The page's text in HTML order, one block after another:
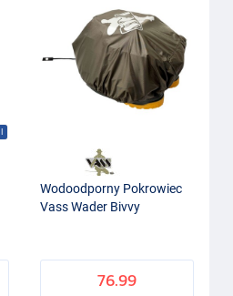
Wodoodporny Pokrowiec
Vass Wader Bivvy
76.99